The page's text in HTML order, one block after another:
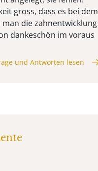
gross, dass es bei dem
die zahnentwicklung
dankeschön im voraus
und Antworten lesen